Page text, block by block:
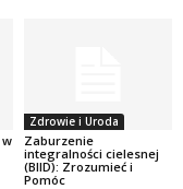
Zdrowie i Uroda
Zaburzenie
integralności cielesnej
(BIID): Zrozumieć i
Pomóc